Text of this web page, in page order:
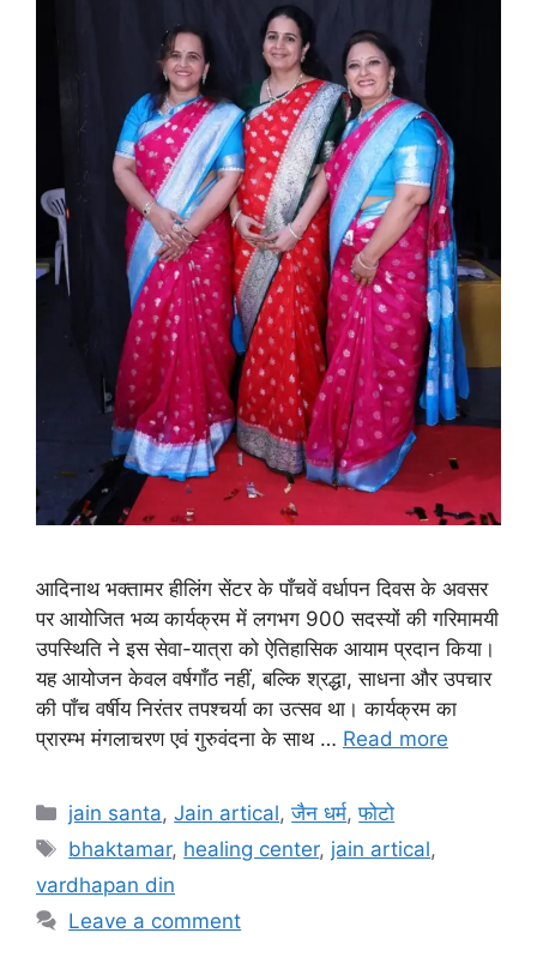
आदिनाथ भक्तामर हीलिंग सेंटर के पाँचवें वर्धापन दिवस के अवसर
पर आयोजित भव्य कार्यक्रम में लगभग 900 सदस्यों की गरिमामयी
उपस्थिति ने इस सेवा-यात्रा को ऐतिहासिक आयाम प्रदान किया।
यह आयोजन केवल वर्षगाँठ नहीं, बल्कि श्रद्धा, साधना और उपचार
की पाँच वर्षीय निरंतर तपश्चर्या का उत्सव था। कार्यक्रम का
प्रारम्भ मंगलाचरण एवं गुरुवंदना के साथ … Read more
Categories
jain santa,Jain artical,जैन धर्म,फोटो
Tags
bhaktamar, healing center, jain artical,
vardhapan din
Leave a comment